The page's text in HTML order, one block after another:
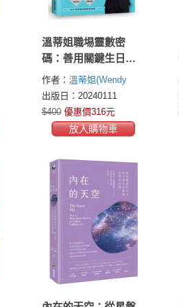
溫蒂姐職埸靈數密
碼：善用關鍵生日
數，解鎖升遷密道，
為自己打造職場最強
運
作者： 溫蒂姐(Wendy
Sister)
出版日：20240111
$400 優惠價316元
放入購物車